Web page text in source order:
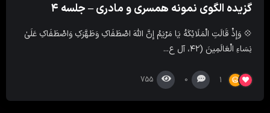
گزیده الگوی نمونه همسری و مادری – جلسه ۴
💠 وَإِذْ قَالَتِ الْمَلَائِکَهُ یَا مَرْیَمُ إِنَّ اللَّهَ اصْطَفَاکِ وَطَهَّرَکِ وَاصْطَفَاکِ عَلَىٰ
نِسَاءِ الْعَالَمِینَ (۴۲، آل ع...
1
0
755